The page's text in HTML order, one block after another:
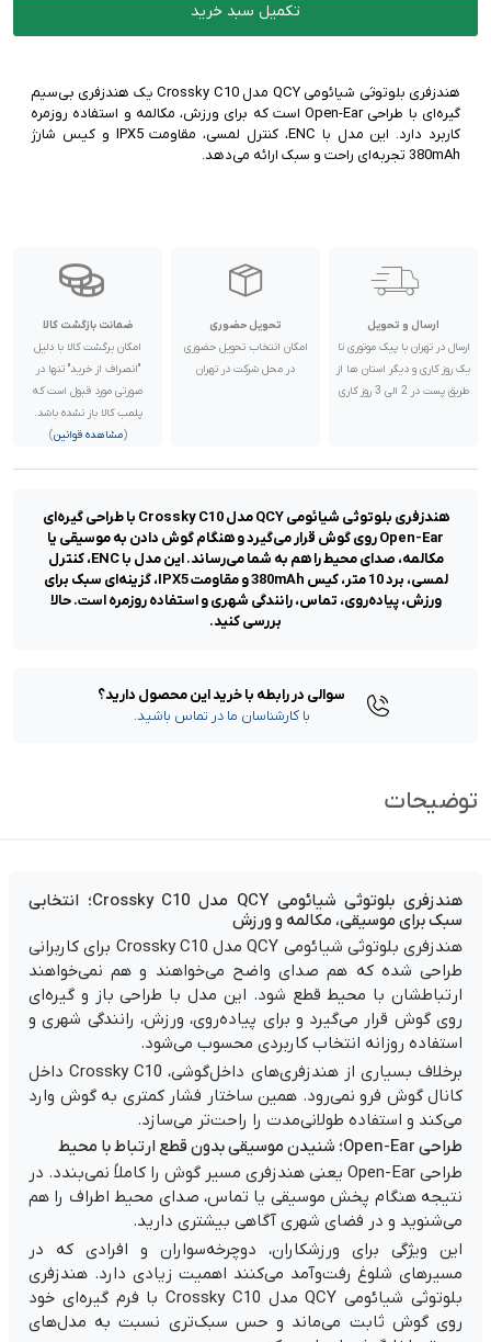
تکمیل سبد خرید
هندزفری بلوتوثی شیائومی QCY مدل Crossky C10 یک هندزفری بی‌سیم
گیره‌ای با طراحی Open-Ear است که برای ورزش، مکالمه و استفاده روزمره
کاربرد دارد. این مدل با ENC، کنترل لمسی، مقاومت IPX5 و کیس شارژ
380mAh تجربه‌ای راحت و سبک ارائه می‌دهد.
ارسال و تحویل
ارسال در تهران با پیک موتوری تا
یک روز کاری و دیگر استان ها از
طریق پست در 2 الی 3 روز کاری
تحویل حضوری
امکان انتخاب تحویل حضوری
در محل شرکت در تهران
ضمانت بازگشت کالا
امکان برگشت کالا با دلیل
"انصراف از خرید" تنها در
صورتی مورد قبول است که
پلمب کالا باز نشده باشد.
(مشاهده قوانین)
هندزفری بلوتوثی شیائومی QCY مدل Crossky C10 با طراحی گیره‌ای
Open-Ear روی گوش قرار می‌گیرد و هنگام گوش دادن به موسیقی یا
مکالمه، صدای محیط را هم به شما می‌رساند. این مدل با ENC، کنترل
لمسی، برد 10 متر، کیس 380mAh و مقاومت IPX5، گزینه‌ای سبک برای
ورزش، پیاده‌روی، تماس، رانندگی شهری و استفاده روزمره است. حالا
بررسی کنید.
سوالی در رابطه با خرید این محصول دارید؟
با کارشناسان ما در تماس باشید.
توضیحات
هندزفری بلوتوثی شیائومی QCY مدل Crossky C10؛ انتخابی
سبک برای موسیقی، مکالمه و ورزش
هندزفری بلوتوثی شیائومی QCY مدل Crossky C10 برای کاربرانی
طراحی شده که هم صدای واضح می‌خواهند و هم نمی‌خواهند
ارتباطشان با محیط قطع شود. این مدل با طراحی باز و گیره‌ای
روی گوش قرار می‌گیرد و برای پیاده‌روی، ورزش، رانندگی شهری و
استفاده روزانه انتخاب کاربردی محسوب می‌شود.
برخلاف بسیاری از هندزفری‌های داخل‌گوشی، Crossky C10 داخل
کانال گوش فرو نمی‌رود. همین ساختار فشار کمتری به گوش وارد
می‌کند و استفاده طولانی‌مدت را راحت‌تر می‌سازد.
طراحی Open-Ear؛ شنیدن موسیقی بدون قطع ارتباط با محیط
طراحی Open-Ear یعنی هندزفری مسیر گوش را کاملاً نمی‌بندد. در
نتیجه هنگام پخش موسیقی یا تماس، صدای محیط اطراف را هم
می‌شنوید و در فضای شهری آگاهی بیشتری دارید.
این ویژگی برای ورزشکاران، دوچرخه‌سواران و افرادی که در
مسیرهای شلوغ رفت‌وآمد می‌کنند اهمیت زیادی دارد. هندزفری
بلوتوثی شیائومی QCY مدل Crossky C10 با فرم گیره‌ای خود
روی گوش ثابت می‌ماند و حس سبک‌تری نسبت به مدل‌های